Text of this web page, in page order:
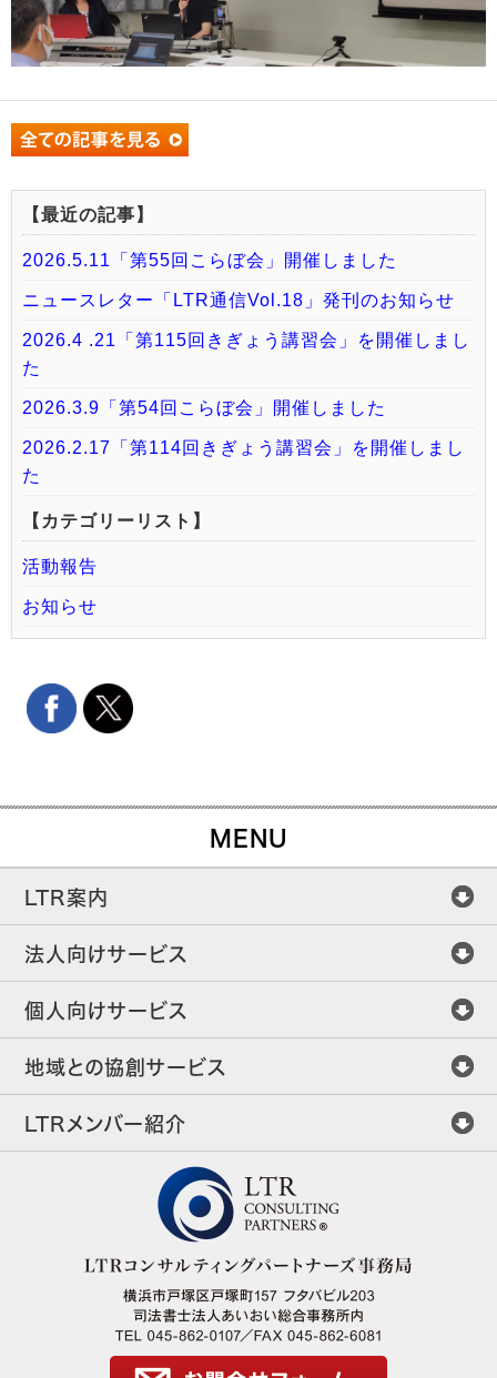
【最近の記事】
2026.5.11「第55回こらぼ会」開催しました
ニュースレター「LTR通信Vol.18」発刊のお知らせ
2026.4 .21「第115回きぎょう講習会」を開催しまし
た
2026.3.9「第54回こらぼ会」開催しました
2026.2.17「第114回きぎょう講習会」を開催しまし
た
【カテゴリーリスト】
活動報告
お知らせ
MENU
LTR案内
法人向けサービス
個人向けサービス
地域との協創サービス
LTRメンバー紹介